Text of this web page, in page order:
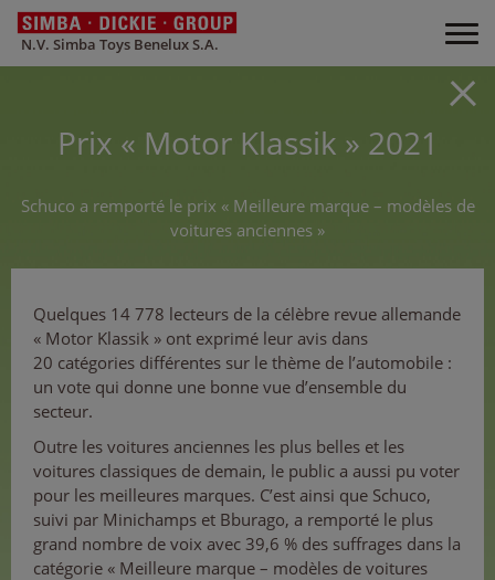
N.V. Simba Toys Benelux S.A.
Prix « Motor Klassik » 2021
Schuco a remporté le prix « Meilleure marque – modèles de
voitures anciennes »
Quelques 14 778 lecteurs de la célèbre revue allemande
« Motor Klassik » ont exprimé leur avis dans
20 catégories différentes sur le thème de l’automobile :
un vote qui donne une bonne vue d’ensemble du
secteur.
Outre les voitures anciennes les plus belles et les
voitures classiques de demain, le public a aussi pu voter
pour les meilleures marques. C’est ainsi que Schuco,
suivi par Minichamps et Bburago, a remporté le plus
grand nombre de voix avec 39,6 % des suffrages dans la
catégorie « Meilleure marque – modèles de voitures